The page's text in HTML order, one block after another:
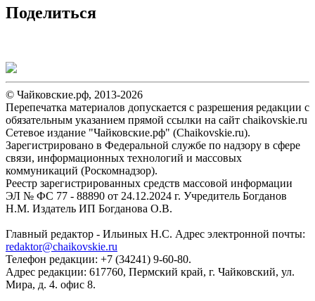
Поделиться
© Чайковские.рф, 2013-2026
Перепечатка материалов допускается с разрешения редакции с
обязательным указанием прямой ссылки на сайт chaikovskie.ru
Сетевое издание "Чайковские.рф" (Chaikovskie.ru).
Зарегистрировано в Федеральной службе по надзору в сфере
связи, информационных технологий и массовых
коммуникаций (Роскомнадзор).
Реестр зарегистрированных средств массовой информации
ЭЛ № ФС 77 - 88890 от 24.12.2024 г. Учредитель Богданов
Н.М. Издатель ИП Богданова О.В.
Главный редактор - Ильиных Н.С. Адрес электронной почты:
redaktor@chaikovskie.ru
Телефон редакции: +7 (34241) 9-60-80.
Адрес редакции: 617760, Пермский край, г. Чайковский, ул.
Мира, д. 4. офис 8.